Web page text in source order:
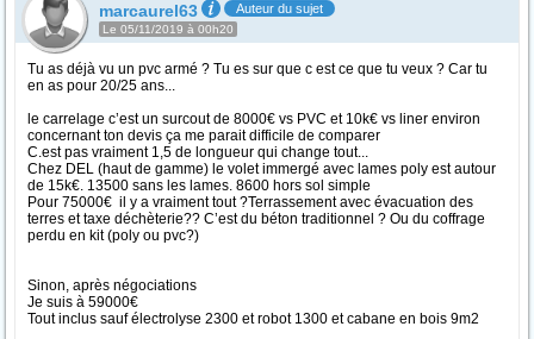
marcaurel63 Auteur du sujet
Le 05/11/2019 à 00h20
Tu as déjà vu un pvc armé ? Tu es sur que c est ce que tu veux ? Car tu
en as pour 20/25 ans...
le carrelage c’est un surcout de 8000€ vs PVC et 10k€ vs liner environ
concernant ton devis ça me parait difficile de comparer
C.est pas vraiment 1,5 de longueur qui change tout...
Chez DEL (haut de gamme) le volet immergé avec lames poly est autour
de 15k€. 13500 sans les lames. 8600 hors sol simple
Pour 75000€ il y a vraiment tout ?Terrassement avec évacuation des
terres et taxe déchèterie?? C’est du béton traditionnel ? Ou du coffrage
perdu en kit (poly ou pvc?)
Sinon, après négociations
Je suis à 59000€
Tout inclus sauf électrolyse 2300 et robot 1300 et cabane en bois 9m2